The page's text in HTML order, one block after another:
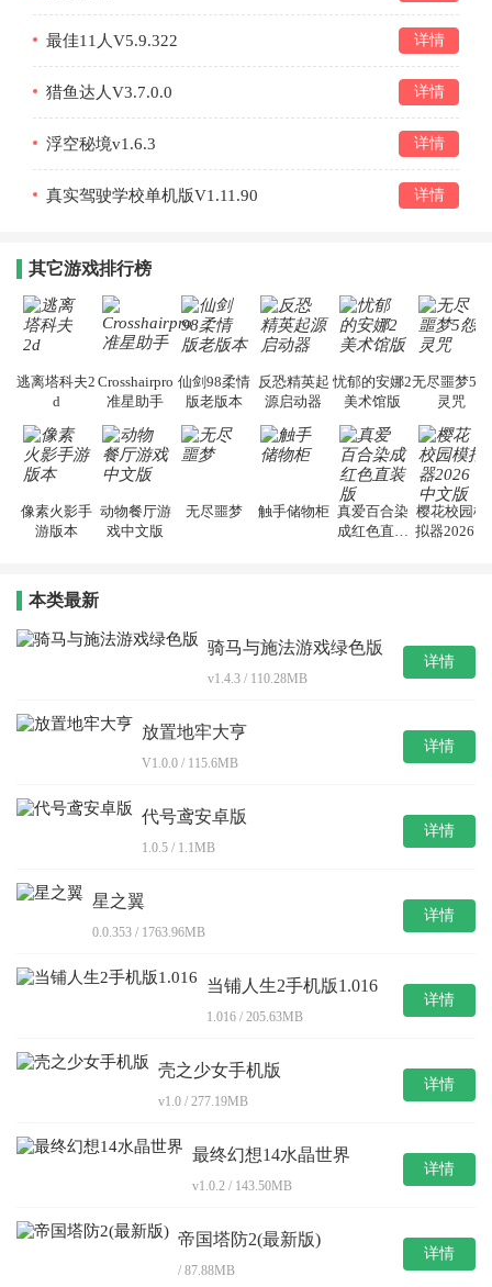
最佳11人V5.9.322 详情
猎鱼达人V3.7.0.0 详情
浮空秘境v1.6.3 详情
真实驾驶学校单机版V1.11.90 详情
其它游戏排行榜
逃离塔科夫2
d
Crosshairpro
准星助手
仙剑98柔情
版老版本
反恐精英起
源启动器
忧郁的安娜2
美术馆版
无尽噩梦5怨
灵咒
像素火影手
游版本
动物餐厅游
戏中文版
无尽噩梦 触手储物柜 真爱百合染
成红色直装
樱花校园模
拟器2026中
本类最新
骑马与施法游戏绿色版
v1.4.3 / 110.28MB
详情
放置地牢大亨
V1.0.0 / 115.6MB
详情
代号鸢安卓版
1.0.5 / 1.1MB
详情
星之翼
0.0.353 / 1763.96MB
详情
当铺人生2手机版1.016
1.016 / 205.63MB
详情
壳之少女手机版
v1.0 / 277.19MB
详情
最终幻想14水晶世界
v1.0.2 / 143.50MB
详情
帝国塔防2(最新版)
/ 87.88MB
详情